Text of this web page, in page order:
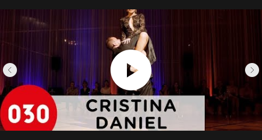
Daniel и Cristina стали востребованными
танцорами и инструкторами на
международных фестивалях и мастер-классах.
Они учат простым шагам, которые можно
танцевать в милонге, и связывают шаги с их
историей. Назначены судьями на престижный
el Mundial del Tango Buenos Aires —
ежегодный чемпионат, который показывает
лучших танцоров танго со всего мира.